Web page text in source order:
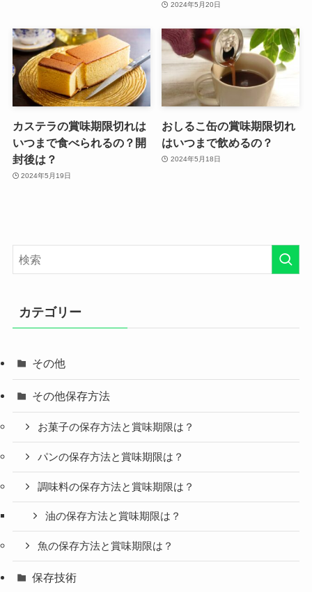
2024年5月20日
カステラの賞味期限切れは
いつまで食べられるの？開
封後は？
2024年5月19日
おしるこ缶の賞味期限切れ
はいつまで飲めるの？
2024年5月18日
カテゴリー
その他
その他保存方法
お菓子の保存方法と賞味期限は？
パンの保存方法と賞味期限は？
調味料の保存方法と賞味期限は？
油の保存方法と賞味期限は？
魚の保存方法と賞味期限は？
保存技術